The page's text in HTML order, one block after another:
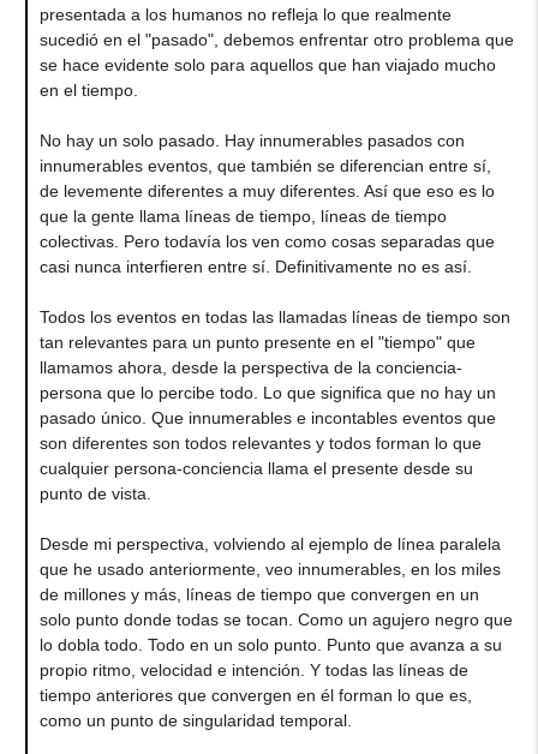
presentada a los humanos no refleja lo que realmente
sucedió en el "pasado", debemos enfrentar otro problema que
se hace evidente solo para aquellos que han viajado mucho
en el tiempo.
No hay un solo pasado. Hay innumerables pasados con
innumerables eventos, que también se diferencian entre sí,
de levemente diferentes a muy diferentes. Así que eso es lo
que la gente llama líneas de tiempo, líneas de tiempo
colectivas. Pero todavía los ven como cosas separadas que
casi nunca interfieren entre sí. Definitivamente no es así.
Todos los eventos en todas las llamadas líneas de tiempo son
tan relevantes para un punto presente en el "tiempo" que
llamamos ahora, desde la perspectiva de la conciencia-
persona que lo percibe todo. Lo que significa que no hay un
pasado único. Que innumerables e incontables eventos que
son diferentes son todos relevantes y todos forman lo que
cualquier persona-conciencia llama el presente desde su
punto de vista.
Desde mi perspectiva, volviendo al ejemplo de línea paralela
que he usado anteriormente, veo innumerables, en los miles
de millones y más, líneas de tiempo que convergen en un
solo punto donde todas se tocan. Como un agujero negro que
lo dobla todo. Todo en un solo punto. Punto que avanza a su
propio ritmo, velocidad e intención. Y todas las líneas de
tiempo anteriores que convergen en él forman lo que es,
como un punto de singularidad temporal.